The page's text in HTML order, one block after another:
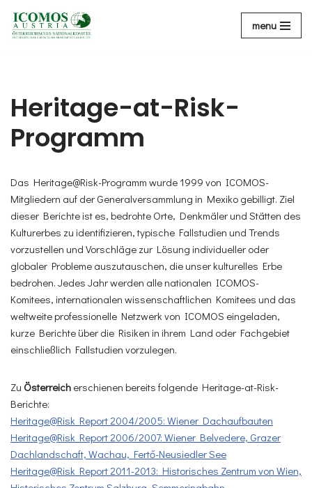
Zum
menu
Heritage-at-Risk-
Programm
Das Heritage@Risk-Programm wurde 1999 von ICOMOS-
Mitgliedern auf der Generalversammlung in Mexiko gebilligt. Ziel
dieser Berichte ist es, bedrohte Orte, Denkmäler und Stätten des
Kulturerbes zu identifizieren, typische Fallstudien und Trends
vorzustellen und Vorschläge zur Lösung individueller oder
globaler Probleme auszutauschen, die unser kulturelles Erbe
bedrohen. Jedes Jahr werden alle nationalen ICOMOS-
Komitees, internationalen wissenschaftlichen Komitees und das
weltweite professionelle Netzwerk von ICOMOS eingeladen,
kurze Berichte über die Risiken in ihrem Land oder Fachgebiet
einschließlich Fallstudien vorzulegen.
Zu Österreich erschienen bereits folgende Heritage-at-Risk-
Berichte:
Heritage@Risk Report 2004/2005: Wiener Dachaufbauten
Heritage@Risk Report 2006/2007: Wiener Belvedere, Grazer
Dachlandschaft, Wachau, Fertő-Neusiedler See
Heritage@Risk Report 2011-2013: Historisches Zentrum von Wien,